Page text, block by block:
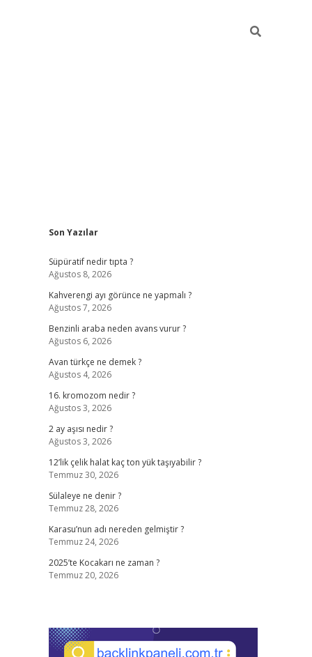
Sidebar
Son Yazılar
Süpüratif nedir tıpta ?
Ağustos 8, 2026
Kahverengi ayı görünce ne yapmalı ?
Ağustos 7, 2026
Benzinli araba neden avans vurur ?
Ağustos 6, 2026
Avan türkçe ne demek ?
Ağustos 4, 2026
16. kromozom nedir ?
Ağustos 3, 2026
2 ay aşısı nedir ?
Ağustos 3, 2026
12’lik çelik halat kaç ton yük taşıyabilir ?
Temmuz 30, 2026
Sülaleye ne denir ?
Temmuz 28, 2026
Karasu’nun adı nereden gelmiştir ?
Temmuz 24, 2026
2025’te Kocakarı ne zaman ?
Temmuz 20, 2026